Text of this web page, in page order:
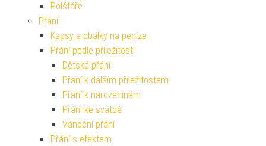
Polštáře
Přání
Kapsy a obálky na peníze
Přání podle příležitosti
Dětská přání
Přání k dalším příležitostem
Přání k narozeninám
Přání ke svatbě
Vánoční přání
Přání s efektem